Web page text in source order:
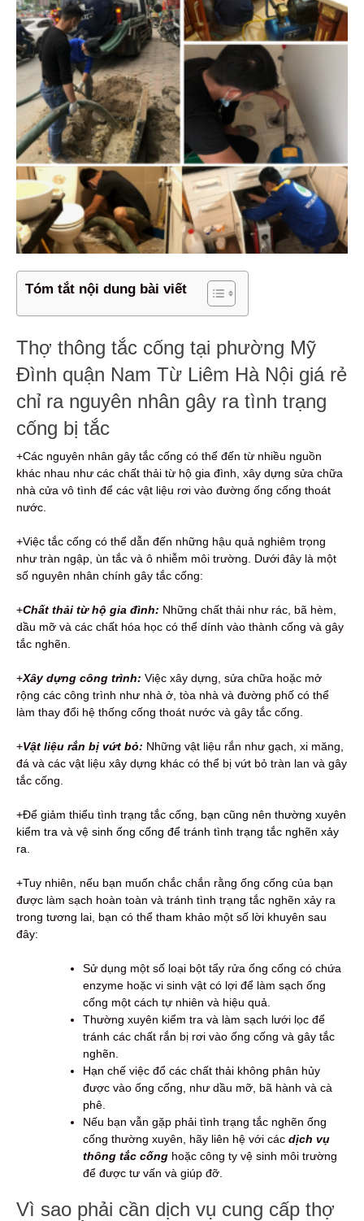
Tóm tắt nội dung bài viết
Thợ thông tắc cống tại phường Mỹ
Đình quận Nam Từ Liêm Hà Nội giá rẻ
chỉ ra nguyên nhân gây ra tình trạng
cống bị tắc
+Các nguyên nhân gây tắc cống có thể đến từ nhiều nguồn
khác nhau như các chất thải từ hộ gia đình, xây dựng sửa chữa
nhà cửa vô tình để các vật liệu rơi vào đường ống cống thoát
nước.
+Việc tắc cống có thể dẫn đến những hậu quả nghiêm trọng
như tràn ngập, ùn tắc và ô nhiễm môi trường. Dưới đây là một
số nguyên nhân chính gây tắc cống:
+Chất thải từ hộ gia đình: Những chất thải như rác, bã hèm,
dầu mỡ và các chất hóa học có thể dính vào thành cống và gây
tắc nghẽn.
+Xây dựng công trình: Việc xây dựng, sửa chữa hoặc mở
rộng các công trình như nhà ở, tòa nhà và đường phố có thể
làm thay đổi hệ thống cống thoát nước và gây tắc cống.
+Vật liệu rắn bị vứt bỏ: Những vật liệu rắn như gạch, xi măng,
đá và các vật liệu xây dựng khác có thể bị vứt bỏ tràn lan và gây
tắc cống.
+Để giảm thiểu tình trạng tắc cống, bạn cũng nên thường xuyên
kiểm tra và vệ sinh ống cống để tránh tình trạng tắc nghẽn xảy
ra.
+Tuy nhiên, nếu bạn muốn chắc chắn rằng ống cống của bạn
được làm sạch hoàn toàn và tránh tình trạng tắc nghẽn xảy ra
trong tương lai, bạn có thể tham khảo một số lời khuyên sau
đây:
Sử dụng một số loại bột tẩy rửa ống cống có chứa
enzyme hoặc vi sinh vật có lợi để làm sạch ống
cống một cách tự nhiên và hiệu quả.
Thường xuyên kiểm tra và làm sạch lưới lọc để
tránh các chất rắn bị rơi vào ống cống và gây tắc
nghẽn.
Hạn chế việc đổ các chất thải không phân hủy
được vào ống cống, như dầu mỡ, bã hành và cà
phê.
Nếu bạn vẫn gặp phải tình trạng tắc nghẽn ống
cống thường xuyên, hãy liên hệ với các dịch vụ
thông tắc cống hoặc công ty vệ sinh môi trường
để được tư vấn và giúp đỡ.
Vì sao phải cần dịch vụ cung cấp thợ